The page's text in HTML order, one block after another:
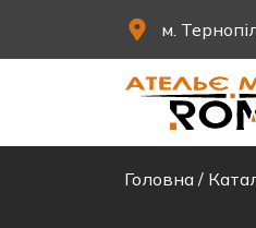
м.
Головна /